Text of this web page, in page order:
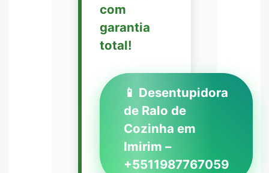
com
garantia
total!
📱 Desentupidora
de Ralo de
Cozinha em
Imirim –
+5511987767059